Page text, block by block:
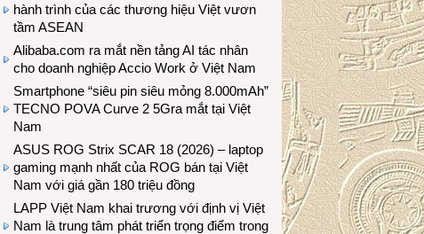
hành trình của các thương hiệu Việt vươn
tầm ASEAN
Alibaba.com ra mắt nền tảng AI tác nhân
cho doanh nghiệp Accio Work ở Việt Nam
Smartphone “siêu pin siêu mỏng 8.000mAh”
TECNO POVA Curve 2 5Gra mắt tại Việt
Nam
ASUS ROG Strix SCAR 18 (2026) – laptop
gaming mạnh nhất của ROG bán tại Việt
Nam với giá gần 180 triệu đồng
LAPP Việt Nam khai trương với định vị Việt
Nam là trung tâm phát triển trọng điểm trong